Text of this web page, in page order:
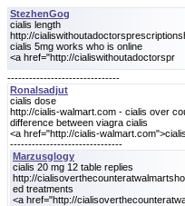
StezhenGog
cialis length
http://
cialis 5mg works who is online
<a href="http://cialiswithoutadoctorspr
-------------------------------
Ronalsadjut
cialis dose
http://cialis-walmart.com - cialis over
difference between viagra cialis
<a href="http://cialis-
-------------------------------
Marzusglogy
cialis 20 mg 12 table replies
http://
ed treatments
<a href="http://